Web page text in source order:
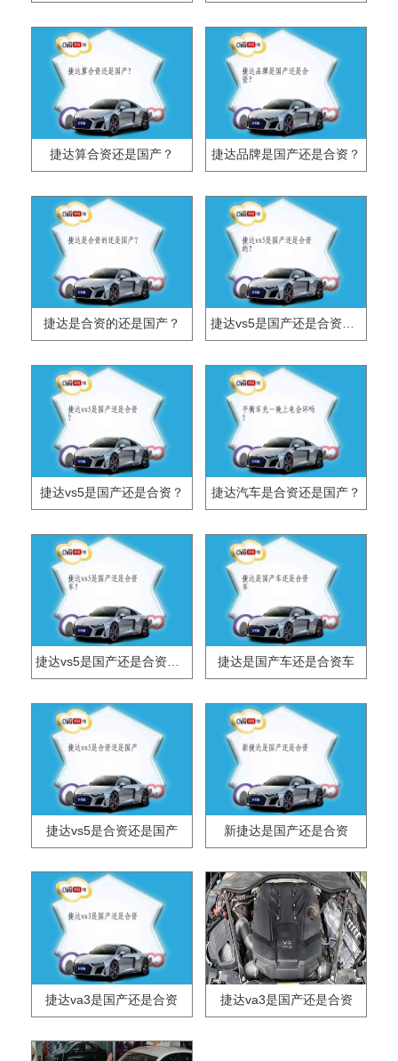
捷达算合资还是国产？ 捷达品牌是国产还是合资？
捷达是合资的还是国产？
捷达vs5是国产还是合资？ 捷达汽车是合资还是国产？
捷达是国产车还是合资车
捷达vs5是合资还是国产 新捷达是国产还是合资
捷达va3是国产还是合资 捷达va3是国产还是合资